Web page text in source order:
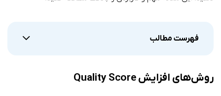
فهرست مطالب
روش‌های افزایش Quality Score